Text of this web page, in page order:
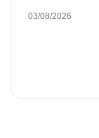
03/08/2026